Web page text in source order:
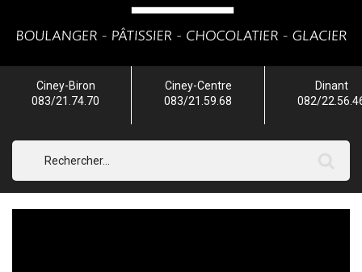
Ciney-Biron
083/21.74.70
Ciney-Centre
083/21.59.68
Dinant
082/